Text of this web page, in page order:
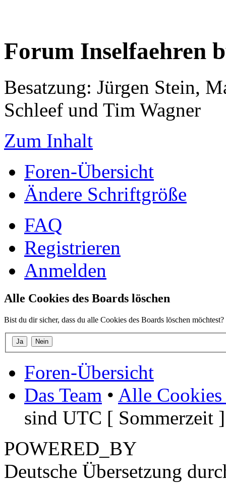
Forum Inselfaehren
Besatzung: Jürgen Stein,
Schleef und Tim Wagner
Zum Inhalt
Foren-Übersicht
Ändere Schriftgröße
FAQ
Registrieren
Anmelden
Alle Cookies des Boards löschen
Bist du dir sicher, dass du alle Cookies des Boards löschen möchtest?
Foren-Übersicht
Das Team • Alle Cookies
sind UTC [ Sommerzeit ]
POWERED_BY
Deutsche Übersetzung